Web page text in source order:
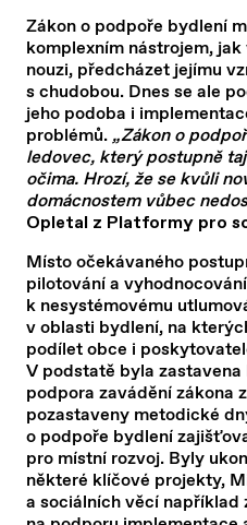
Zákon o podpoře bydlení
komplexním nástrojem,
nouzi, předcházet jejímu
s chudobou. Dnes se ale
jeho podoba i
problémů. „Zákon o
ledovec, který postupně
očima. Hrozí, že se kvůli
domácnostem vůbec
Opletal z Platformy pro
Místo očekávaného
pilotování a
k nesystémovému
v oblasti bydlení, na
podílet obce i
V podstatě byla
podpora zavádění zákona
pozastaveny metodické
o podpoře bydlení
pro místní rozvoj. Byly
některé klíčové projekty,
a sociálních věcí